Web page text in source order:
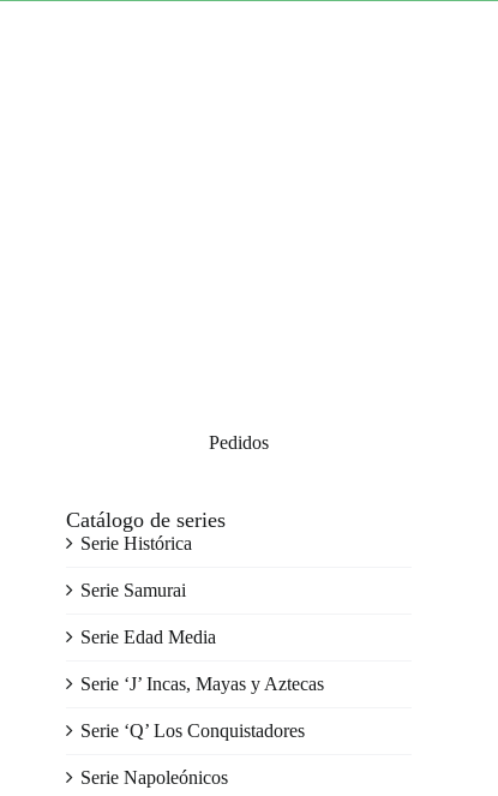
Pedidos
Catálogo de series
Serie Histórica
Serie Samurai
Serie Edad Media
Serie ‘J’ Incas, Mayas y Aztecas
Serie ‘Q’ Los Conquistadores
Serie Napoleónicos